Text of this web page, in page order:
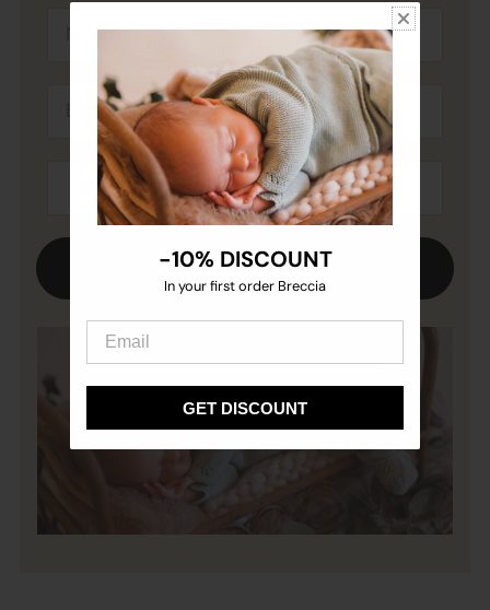
UNIRME A LA LISTA VIP
-10% DISCOUNT
In your first order Breccia
GET DISCOUNT
-10% DISCOUNT
In your first order Breccia
GET DISCOUNT